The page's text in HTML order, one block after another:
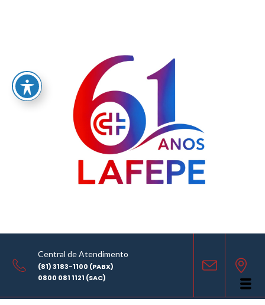
Central de Atendimento
(81) 3183-1100 (PABX)
0800 081 1121 (SAC)
Medicamentos
Home Medicamentos
fornecedores selecionados são comercializados, a baixo custo, na
rede de farmácias Lafepe instaladas em todas as regiões do